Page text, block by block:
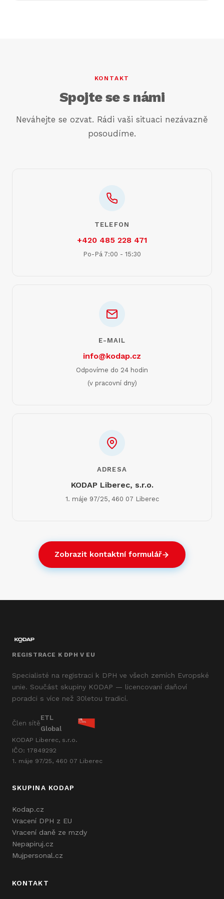
KONTAKT
Spojte se s námi
Neváhejte se ozvat. Rádi vaši situaci nezávazně
posoudíme.
TELEFON
+420 485 228 471
Po-Pá 7:00 - 15:30
E-MAIL
info@kodap.cz
Odpovíme do 24 hodin
(v pracovní dny)
ADRESA
KODAP Liberec, s.r.o.
1. máje 97/25, 460 07 Liberec
Zobrazit kontaktní formulář
REGISTRACE K DPH V EU
Specialisté na registraci k DPH ve všech zemích Evropské
unie. Součást skupiny KODAP — licencovaní daňoví
poradci s více než 30letou tradicí.
Člen sítě
ETL
Global
KODAP Liberec, s.r.o.
IČO: 17849292
1. máje 97/25, 460 07 Liberec
SKUPINA KODAP
Kodap.cz
Vracení DPH z EU
Vracení daně ze mzdy
Nepapiruj.cz
Mujpersonal.cz
KONTAKT